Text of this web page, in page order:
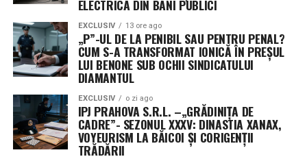
ELECTRICA DIN BANI PUBLICI
EXCLUSIV 13 ore ago
„P”-UL DE LA PENIBIL SAU PENTRU PENAL?
CUM S-A TRANSFORMAT IONICĂ ÎN PREȘUL
LUI BENONE SUB OCHII SINDICATULUI
DIAMANTUL
EXCLUSIV o zi ago
IPJ PRAHOVA S.R.L. –„GRĂDINIȚA DE
CADRE”- SEZONUL XXXV: DINASTIA XANAX,
VOYEURISM LA BĂICOI ȘI CORIGENȚII
TRĂDĂRII